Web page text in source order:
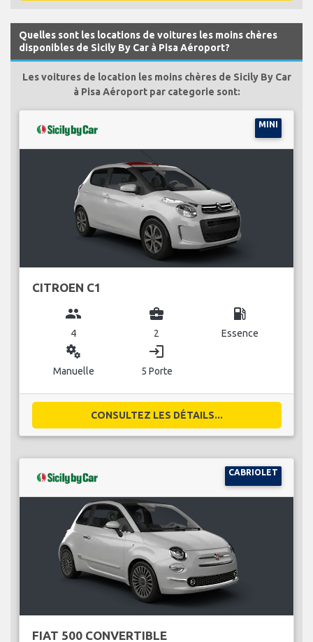
Quelles sont les locations de voitures les moins chères
disponibles de Sicily By Car à Pisa Aéroport?
Les voitures de location les moins chères de Sicily By Car
à Pisa Aéroport par categorie sont:
MINI
CITROEN C1
group
4
business_center
2
local_gas_station
Essence
miscellaneous_services
Manuelle
login
5 Porte
CONSULTEZ LES DÉTAILS...
CABRIOLET
FIAT 500 CONVERTIBLE